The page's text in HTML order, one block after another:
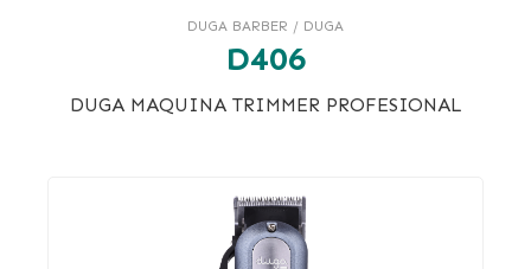
DUGA BARBER / DUGA
D406
DUGA MAQUINA TRIMMER PROFESIONAL